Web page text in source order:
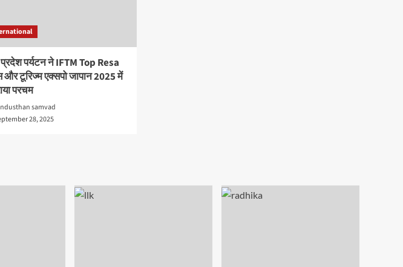
पर्यटन ने IFTM Top Resa
और टूरिज्म एक्सपो जापान 2025 में
परचम
samvad
28, 2025